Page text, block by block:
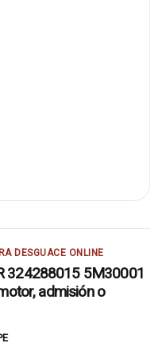
DESGUACE ONLINE
324288015 5M30001
admisión o